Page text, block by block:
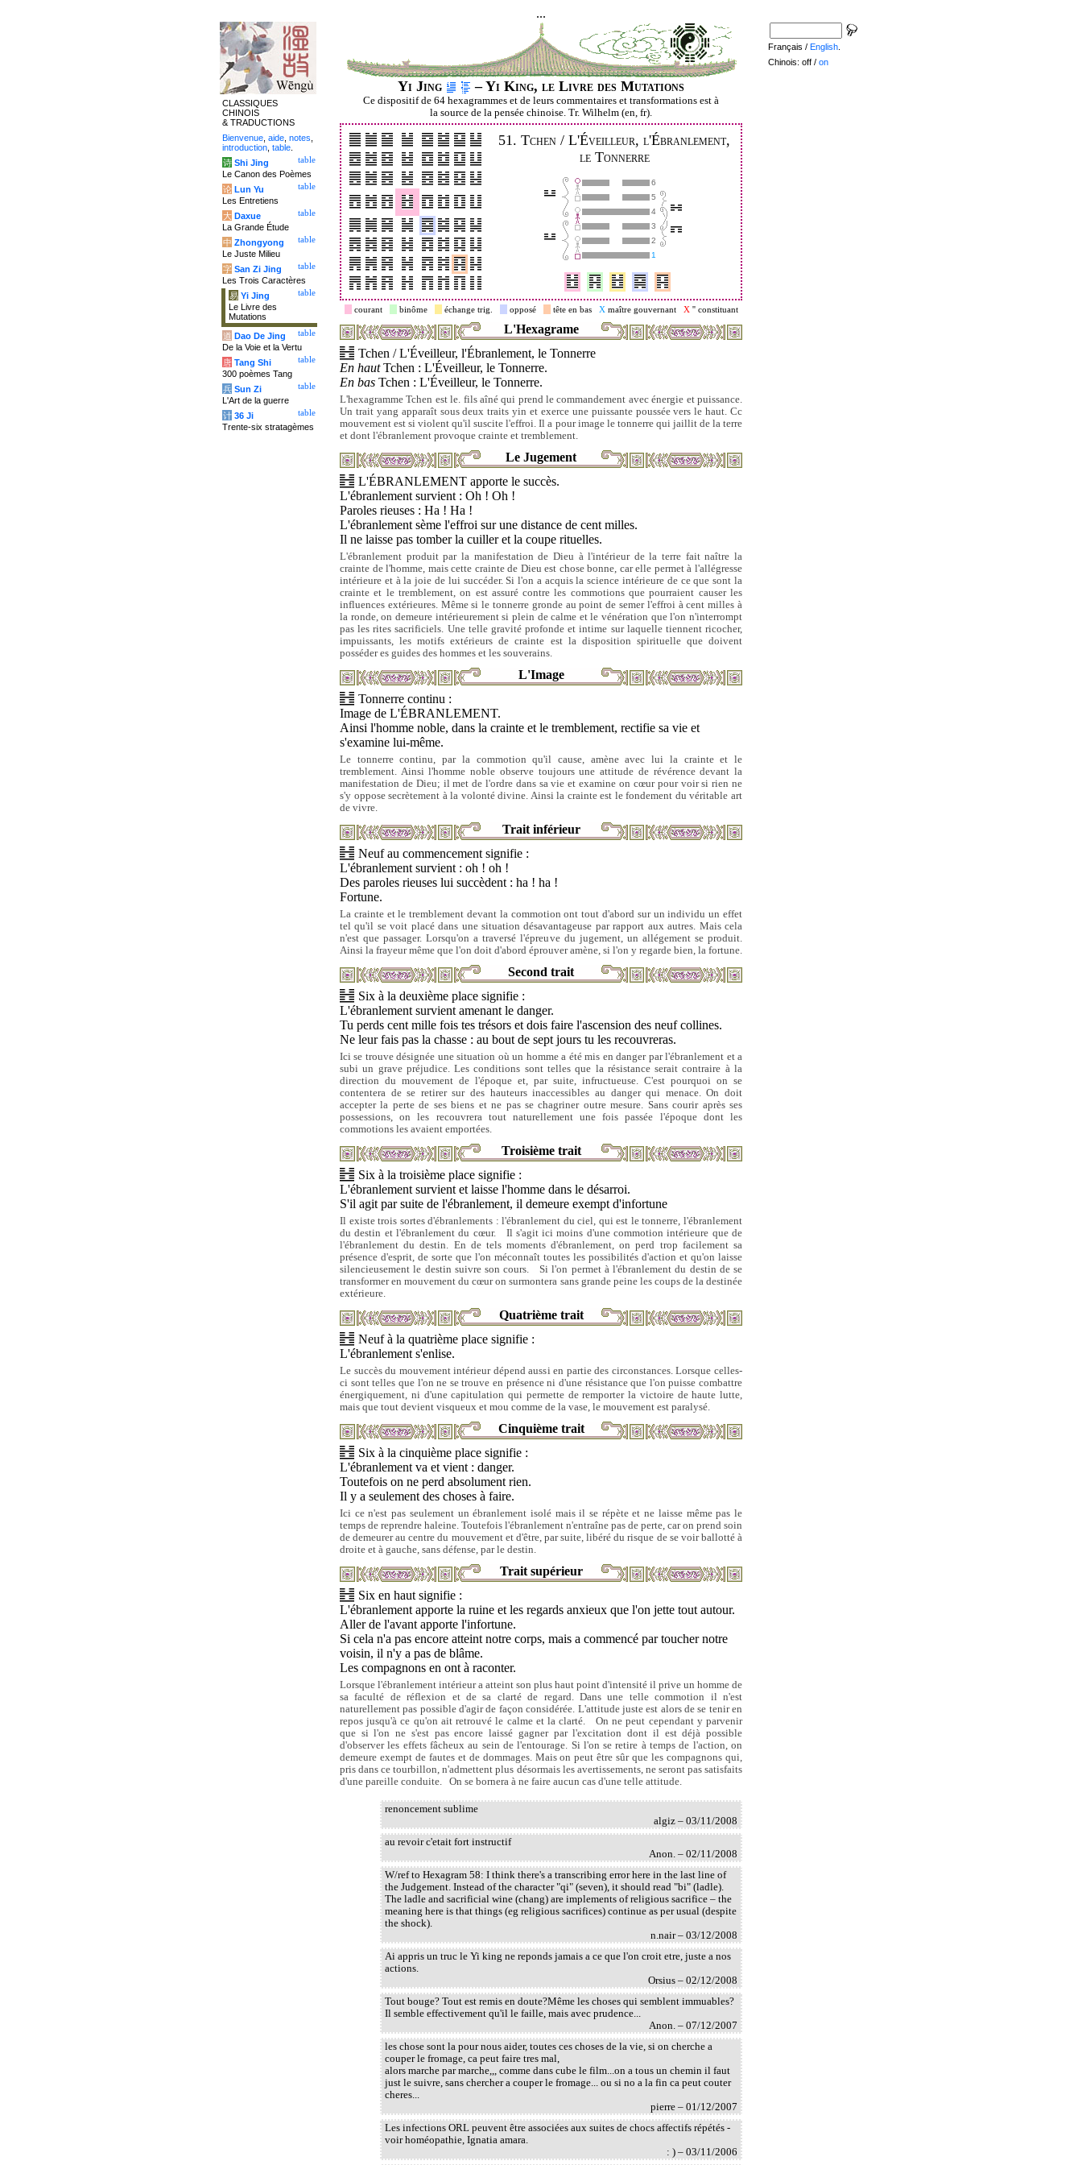
...
Yi Jing – Yi King, le Livre des Mutations
Ce dispositif de 64 hexagrammes et de leurs commentaires et transformations est à
la source de la pensée chinoise. Tr. Wilhelm (en, fr).
51. Tchen / L'Éveilleur, l'Ébranlement,
le Tonnerre
6
5
4
3
2
1
courant binôme échange trig. opposé tête en bas Xmaître gouvernant X'' constituant
L'Hexagrame
Tchen / L'Éveilleur, l'Ébranlement, le Tonnerre
En hautTchen : L'Éveilleur, le Tonnerre.
En bas Tchen : L'Éveilleur, le Tonnerre.
L'hexagramme Tchen est le. fils aîné qui prend le commandement avec énergie et puissance.
Un trait yang apparaît sous deux traits yin et exerce une puissante poussée vers le haut. Cc
mouvement est si violent qu'il suscite l'effroi. Il a pour image le tonnerre qui jaillit de la terre
et dont l'ébranlement provoque crainte et tremblement.
Le Jugement
L'ÉBRANLEMENT apporte le succès.
L'ébranlement survient : Oh ! Oh !
Paroles rieuses : Ha ! Ha !
L'ébranlement sème l'effroi sur une distance de cent milles.
Il ne laisse pas tomber la cuiller et la coupe rituelles.
L'ébranlement produit par la manifestation de Dieu à l'intérieur de la terre fait naître la
crainte de l'homme, mais cette crainte de Dieu est chose bonne, car elle permet à l'allégresse
intérieure et à la joie de lui succéder. Si l'on a acquis la science intérieure de ce que sont la
crainte et le tremblement, on est assuré contre les commotions que pourraient causer les
influences extérieures. Même si le tonnerre gronde au point de semer l'effroi à cent milles à
la ronde, on demeure intérieurement si plein de calme et le vénération que l'on n'interrompt
pas les rites sacrificiels. Une telle gravité profonde et intime sur laquelle tiennent ricocher,
impuissants, les motifs extérieurs de crainte est la disposition spirituelle que doivent
posséder es guides des hommes et les souverains.
L'Image
Tonnerre continu :
Image de L'ÉBRANLEMENT.
Ainsi l'homme noble, dans la crainte et le tremblement, rectifie sa vie et
s'examine lui-même.
Le tonnerre continu, par la commotion qu'il cause, amène avec lui la crainte et le
tremblement. Ainsi l'homme noble observe toujours une attitude de révérence devant la
manifestation de Dieu; il met de l'ordre dans sa vie et examine on cœur pour voir si rien ne
s'y oppose secrètement à la volonté divine. Ainsi la crainte est le fondement du véritable art
de vivre.
Trait inférieur
Neuf au commencement signifie :
L'ébranlement survient : oh ! oh !
Des paroles rieuses lui succèdent : ha ! ha !
Fortune.
La crainte et le tremblement devant la commotion ont tout d'abord sur un individu un effet
tel qu'il se voit placé dans une situation désavantageuse par rapport aux autres. Mais cela
n'est que passager. Lorsqu'on a traversé l'épreuve du jugement, un allégement se produit.
Ainsi la frayeur même que l'on doit d'abord éprouver amène, si l'on y regarde bien, la fortune.
Second trait
Six à la deuxième place signifie :
L'ébranlement survient amenant le danger.
Tu perds cent mille fois tes trésors et dois faire l'ascension des neuf collines.
Ne leur fais pas la chasse : au bout de sept jours tu les recouvreras.
Ici se trouve désignée une situation où un homme a été mis en danger par l'ébranlement et a
subi un grave préjudice. Les conditions sont telles que la résistance serait contraire à la
direction du mouvement de l'époque et, par suite, infructueuse. C'est pourquoi on se
contentera de se retirer sur des hauteurs inaccessibles au danger qui menace. On doit
accepter la perte de ses biens et ne pas se chagriner outre mesure. Sans courir après ses
possessions, on les recouvrera tout naturellement une fois passée l'époque dont les
commotions les avaient emportées.
Troisième trait
Six à la troisième place signifie :
L'ébranlement survient et laisse l'homme dans le désarroi.
S'il agit par suite de l'ébranlement, il demeure exempt d'infortune
Il existe trois sortes d'ébranlements : l'ébranlement du ciel, qui est le tonnerre, l'ébranlement
du destin et l'ébranlement du cœur. Il s'agit ici moins d'une commotion intérieure que de
l'ébranlement du destin. En de tels moments d'ébranlement, on perd trop facilement sa
présence d'esprit, de sorte que l'on méconnaît toutes les possibilités d'action et qu'on laisse
silencieusement le destin suivre son cours. Si l'on permet à l'ébranlement du destin de se
transformer en mouvement du cœur on surmontera sans grande peine les coups de la destinée
extérieure.
Quatrième trait
Neuf à la quatrième place signifie :
L'ébranlement s'enlise.
Le succès du mouvement intérieur dépend aussi en partie des circonstances. Lorsque celles-
ci sont telles que l'on ne se trouve en présence ni d'une résistance que l'on puisse combattre
énergiquement, ni d'une capitulation qui permette de remporter la victoire de haute lutte,
mais que tout devient visqueux et mou comme de la vase, le mouvement est paralysé.
Cinquième trait
Six à la cinquième place signifie :
L'ébranlement va et vient : danger.
Toutefois on ne perd absolument rien.
Il y a seulement des choses à faire.
Ici ce n'est pas seulement un ébranlement isolé mais il se répète et ne laisse même pas le
temps de reprendre haleine. Toutefois l'ébranlement n'entraîne pas de perte, car on prend soin
de demeurer au centre du mouvement et d'être, par suite, libéré du risque de se voir ballotté à
droite et à gauche, sans défense, par le destin.
Trait supérieur
Six en haut signifie :
L'ébranlement apporte la ruine et les regards anxieux que l'on jette tout autour.
Aller de l'avant apporte l'infortune.
Si cela n'a pas encore atteint notre corps, mais a commencé par toucher notre
voisin, il n'y a pas de blâme.
Les compagnons en ont à raconter.
Lorsque l'ébranlement intérieur a atteint son plus haut point d'intensité il prive un homme de
sa faculté de réflexion et de sa clarté de regard. Dans une telle commotion il n'est
naturellement pas possible d'agir de façon considérée. L'attitude juste est alors de se tenir en
repos jusqu'à ce qu'on ait retrouvé le calme et la clarté. On ne peut cependant y parvenir
que si l'on ne s'est pas encore laissé gagner par l'excitation dont il est déjà possible
d'observer les effets fâcheux au sein de l'entourage. Si l'on se retire à temps de l'action, on
demeure exempt de fautes et de dommages. Mais on peut être sûr que les compagnons qui,
pris dans ce tourbillon, n'admettent plus désormais les avertissements, ne seront pas satisfaits
d'une pareille conduite. On se bornera à ne faire aucun cas d'une telle attitude.
renoncement sublime
algiz – 03/11/2008
au revoir c'etait fort instructif
Anon. – 02/11/2008
W/ref to Hexagram 58: I think there's a transcribing error here in the last line of
the Judgement. Instead of the character "qi" (seven), it should read "bi" (ladle).
The ladle and sacrificial wine (chang) are implements of religious sacrifice – the
meaning here is that things (eg religious sacrifices) continue as per usual (despite
the shock).
n.nair – 03/12/2008
Ai appris un truc le Yi king ne reponds jamais a ce que l'on croit etre, juste a nos
actions.
Orsius – 02/12/2008
Tout bouge? Tout est remis en doute?Même les choses qui semblent immuables?
Il semble effectivement qu'il le faille, mais avec prudence...
Anon. – 07/12/2007
les chose sont la pour nous aider, toutes ces choses de la vie, si on cherche a
couper le fromage, ca peut faire tres mal,
alors marche par marche,,, comme dans cube le film...on a tous un chemin il faut
just le suivre, sans chercher a couper le fromage... ou si no a la fin ca peut couter
cheres...
pierre – 01/12/2007
Les infections ORL peuvent être associées aux suites de chocs affectifs répétés -
voir homéopathie, Ignatia amara.
: ) – 03/11/2006
CLASSIQUES
CHINOIS
& TRADUCTIONS
Bienvenue aide notes
introduction table
table
诗 Shi Jing
Le Canon des Poèmes
table
论 Lun Yu
Les Entretiens
table
大 Daxue
La Grande Étude
table
中 Zhongyong
Le Juste Milieu
table
字 San Zi Jing
Les Trois Caractères
table
易 Yi Jing
Le Livre des
Mutations
table
道 Dao De Jing
De la Voie et la Vertu
table
唐 Tang Shi
300 poèmes Tang
table
兵 Sun Zi
L'Art de la guerre
table
计 36 Ji
Trente-six stratagèmes
Français / English
Chinois: off / on